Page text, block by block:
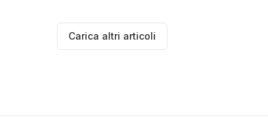
Carica altri articoli